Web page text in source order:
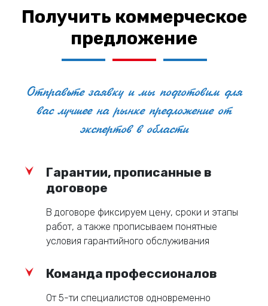
Получить коммерческое
предложение
Отправьте заявку и мы подготовим для
вас лучшее на рынке предложение от
экспертов в области
Гарантии, прописанные в
договоре
В договоре фиксируем цену, сроки и этапы
работ, а также прописываем понятные
условия гарантийного обслуживания
Команда профессионалов
От 5-ти специалистов одновременно